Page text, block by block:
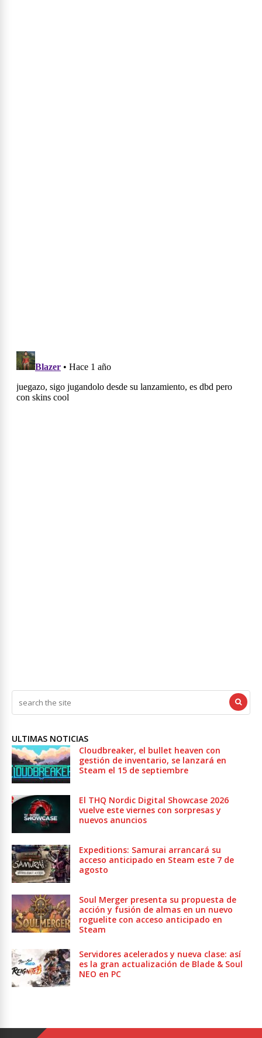
ULTIMAS NOTICIAS
Cloudbreaker, el bullet heaven con
gestión de inventario, se lanzará en
Steam el 15 de septiembre
El THQ Nordic Digital Showcase 2026
vuelve este viernes con sorpresas y
nuevos anuncios
Expeditions: Samurai arrancará su
acceso anticipado en Steam este 7 de
agosto
Soul Merger presenta su propuesta de
acción y fusión de almas en un nuevo
roguelite con acceso anticipado en
Steam
Servidores acelerados y nueva clase: así
es la gran actualización de Blade & Soul
NEO en PC